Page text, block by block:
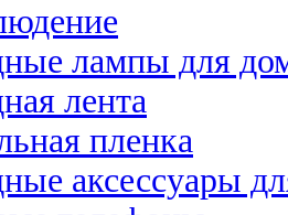
лампы для
лента
пленка
аксессуары